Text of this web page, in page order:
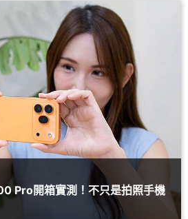
Pro開箱實測！不只是拍照手機